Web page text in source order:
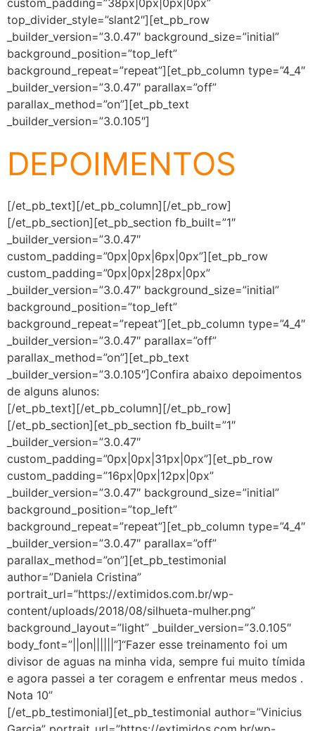
custom_padding=”38px|0px|0px|0px”
top_divider_style=”slant2″][et_pb_row
_builder_version=”3.0.47″ background_size=”initial”
background_position=”top_left”
background_repeat=”repeat”][et_pb_column type=”4_4″
_builder_version=”3.0.47″ parallax=”off”
parallax_method=”on”][et_pb_text
_builder_version=”3.0.105″]
DEPOIMENTOS
[/et_pb_text][/et_pb_column][/et_pb_row]
[/et_pb_section][et_pb_section fb_built=”1″
_builder_version=”3.0.47″
custom_padding=”0px|0px|6px|0px”][et_pb_row
custom_padding=”0px|0px|28px|0px”
_builder_version=”3.0.47″ background_size=”initial”
background_position=”top_left”
background_repeat=”repeat”][et_pb_column type=”4_4″
_builder_version=”3.0.47″ parallax=”off”
parallax_method=”on”][et_pb_text
_builder_version=”3.0.105″]Confira abaixo depoimentos
de alguns alunos:
[/et_pb_text][/et_pb_column][/et_pb_row]
[/et_pb_section][et_pb_section fb_built=”1″
_builder_version=”3.0.47″
custom_padding=”0px|0px|31px|0px”][et_pb_row
custom_padding=”16px|0px|12px|0px”
_builder_version=”3.0.47″ background_size=”initial”
background_position=”top_left”
background_repeat=”repeat”][et_pb_column type=”4_4″
_builder_version=”3.0.47″ parallax=”off”
parallax_method=”on”][et_pb_testimonial
author=”Daniela Cristina”
portrait_url=”https://extimidos.com.br/wp-
content/uploads/2018/08/silhueta-mulher.png”
background_layout=”light” _builder_version=”3.0.105″
body_font=”||on||||||”]“Fazer esse treinamento foi um
divisor de aguas na minha vida, sempre fui muito tímida
e agora passei a ter coragem e enfrentar meus medos .
Nota 10”
[/et_pb_testimonial][et_pb_testimonial author=”Vinicius